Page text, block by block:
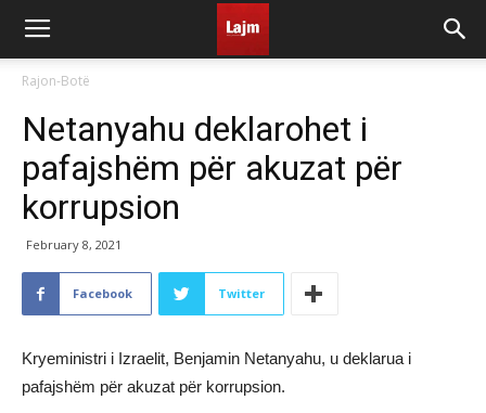
Rajon-Botë
Netanyahu deklarohet i
pafajshëm për akuzat për
korrupsion
February 8, 2021
Facebook Twitter
Kryeministri i Izraelit, Benjamin Netanyahu, u deklarua i
pafajshëm për akuzat për korrupsion.